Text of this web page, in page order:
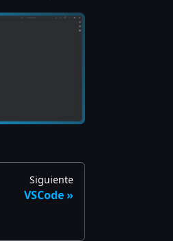
Siguiente
VSCode